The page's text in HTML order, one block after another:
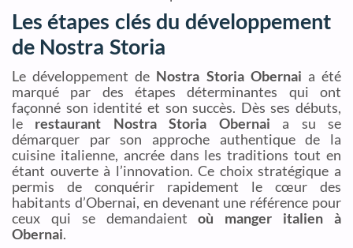
Les étapes clés du développement
de Nostra Storia
Le développement de Nostra Storia Obernai a été
marqué par des étapes déterminantes qui ont
façonné son identité et son succès. Dès ses débuts,
le restaurant Nostra Storia Obernai a su se
démarquer par son approche authentique de la
cuisine italienne, ancrée dans les traditions tout en
étant ouverte à l’innovation. Ce choix stratégique a
permis de conquérir rapidement le cœur des
habitants d’Obernai, en devenant une référence pour
ceux qui se demandaientoù manger italien à
Obernai.